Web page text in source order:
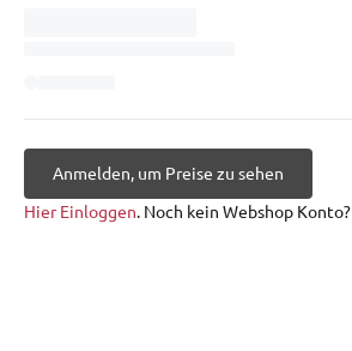
Anmelden, um Preise zu sehen
Hier Einloggen. Noch kein Webshop Konto?